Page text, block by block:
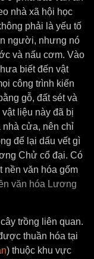
nhà xã hội học
phải là yếu tố
người, nhưng nó
và nấu cơm. Vào
biết đến vật
công trình kiến
gỗ, đất sét và
liệu này đã bị
cửa, nên chỉ
để lại dấu vết gì
Chử cổ đại. Có
nền văn hóa gốm
văn hóa Lương
trồng liên quan.
thuần hóa tại
) thuộc khu vực